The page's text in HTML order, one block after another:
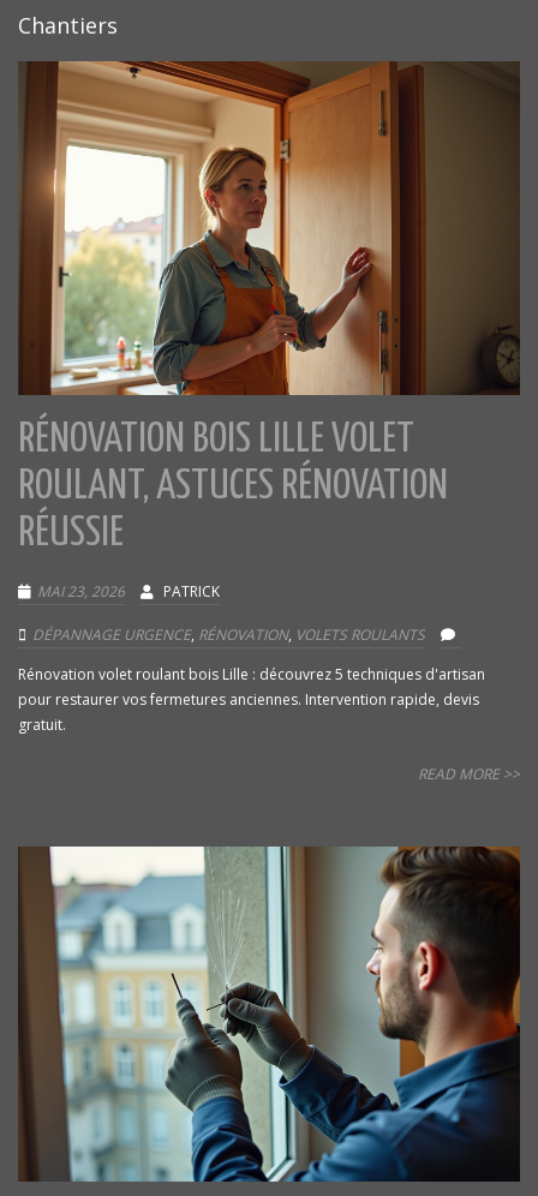
Chantiers
RÉNOVATION BOIS LILLE VOLET
ROULANT, ASTUCES RÉNOVATION
RÉUSSIE
MAI 23, 2026 PATRICK
DÉPANNAGE URGENCE, RÉNOVATION, VOLETS ROULANTS
Rénovation volet roulant bois Lille : découvrez 5 techniques d'artisan
pour restaurer vos fermetures anciennes. Intervention rapide, devis
gratuit.
READ MORE >>